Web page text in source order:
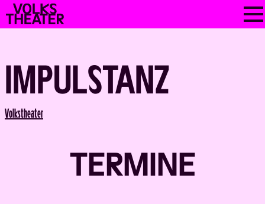
Skip
to
content
VOLKSTHEATER
WIEN
IMPULSTANZ
Back
Volks­theater
TERMINE